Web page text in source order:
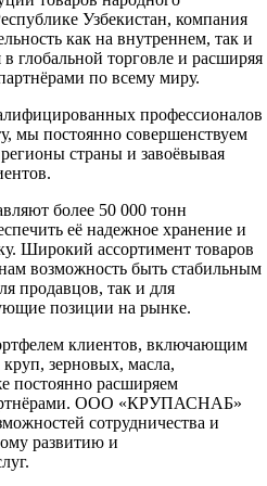
Узбекистан, компания
как на внутреннем, так и
глобальной торговле и расширяя
по всему миру.
профессионалов
мы постоянно совершенствуем
страны и завоёвывая
более 50 000 тонн
её надежное хранение и
Широкий ассортимент товаров
возможность быть стабильным
продавцов, так и для
позиции на рынке.
клиентов, включающим
зерновых, масла,
постоянно расширяем
ООО «КРУПАСНАБ»
сотрудничества и
развитию и